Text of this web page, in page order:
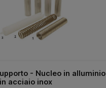
- Nucleo in alluminio
acciaio inox